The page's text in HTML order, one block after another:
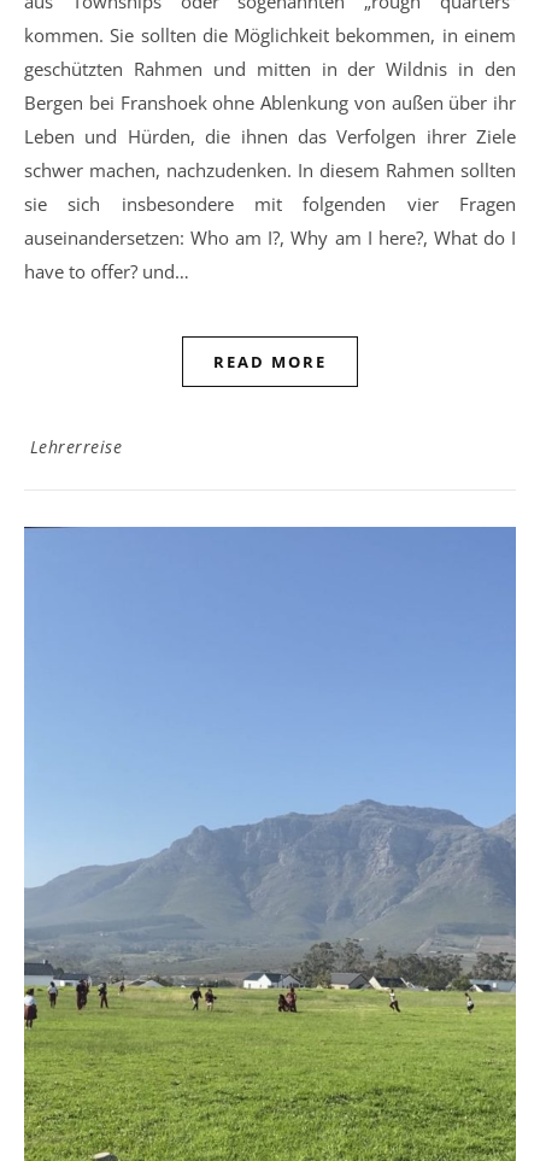
kommen. Sie sollten die Möglichkeit bekommen, in einem
geschützten Rahmen und mitten in der Wildnis in den
Bergen bei Franshoek ohne Ablenkung von außen über ihr
Leben und Hürden, die ihnen das Verfolgen ihrer Ziele
schwer machen, nachzudenken. In diesem Rahmen sollten
sie sich insbesondere mit folgenden vier Fragen
auseinandersetzen: Who am I?, Why am I here?, What do I
have to offer? und…
READ MORE
Lehrerreise